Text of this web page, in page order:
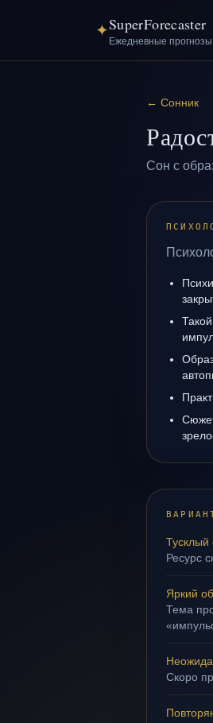
✦SuperForecaster
Ежедневные
← Сонник
Сон с
Тусклый
Ресурс
Яркий
Тема
Скоро